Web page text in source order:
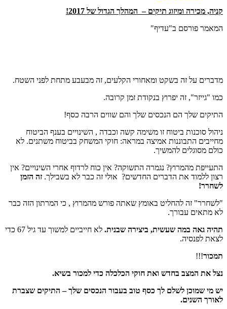
קניה, מכירה ומיזוג תיקים – המהלך הגדול של 2017!
המאמר פורסם ב"עדיף"
מדברים על זה בשקט ומאחורי הקלעים, זה מבעבע מתחת לפני השטח.
כמו "גייזר", זה יפרוץ בנקודת זמן קרובה.
התיקים שלך הם הנכסים שלך והם שווים הרבה כסף!
ניהול סוכנות ביטוח זו משימה קשה וכבדה , השינויים בענף הביטוח
מחייבים התבוננות אמיצה במראה: חוקי המשחק בביטוח משתנים. לא
כולם מסוגלים להמשיך.
התעייפת מהמרוץ? נגמרה התשוקה? אין כוח לרדוף אחרי השינויים? אין
רצון ללמוד את הדברים החדשים? אולי זה כבר לא בשבילך. זה הזמן
לשחרר!
"לשחרר" זה להחליט באומץ שאתה פורש מהמרוץ , כי המרתון הזה כבר
לא מתאים עבורך.
תהיה גאה במה שעשית, ביצירה שבנית.
לא חייביים למשוך עד גיל 67 כדי
לצאת לפנסיה.
תמכור!!!
נצל את המצב בחדש ואת חוקי הכלכלה כדי למכור בשיא.
יש מי שמוכן לשלם לך כסף טוב בעבור הנכסים שלך – התיקים שצברת
לאורך השנים.